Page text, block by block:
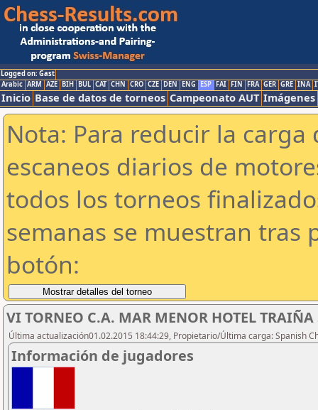
Logged on: Gast
Arabic ARM AZE BIH BUL CAT CHN CRO CZE DEN ENG ESP FAI FIN FRA GER GRE INA
Inicio Base de datos de torneos Campeonato AUT Imágenes
Nota: Para reducir la
escaneos diarios de
todos los torneos
semanas se muestran tras
botón:
VI TORNEO C.A. MAR MENOR HOTEL
Última actualización01.02.2015 18:44:29, Propietario/Última carga: Spanish
Información de jugadores